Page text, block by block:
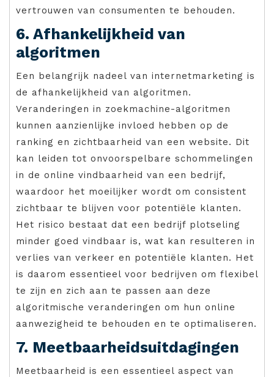
vertrouwen van consumenten te behouden.
6. Afhankelijkheid van
algoritmen
Een belangrijk nadeel van internetmarketing is
de afhankelijkheid van algoritmen.
Veranderingen in zoekmachine-algoritmen
kunnen aanzienlijke invloed hebben op de
ranking en zichtbaarheid van een website. Dit
kan leiden tot onvoorspelbare schommelingen
in de online vindbaarheid van een bedrijf,
waardoor het moeilijker wordt om consistent
zichtbaar te blijven voor potentiële klanten.
Het risico bestaat dat een bedrijf plotseling
minder goed vindbaar is, wat kan resulteren in
verlies van verkeer en potentiële klanten. Het
is daarom essentieel voor bedrijven om flexibel
te zijn en zich aan te passen aan deze
algoritmische veranderingen om hun online
aanwezigheid te behouden en te optimaliseren.
7. Meetbaarheidsuitdagingen
Meetbaarheid is een essentieel aspect van